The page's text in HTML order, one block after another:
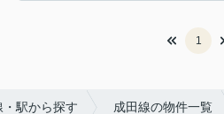
1
・駅から探す 成田線の物件一覧